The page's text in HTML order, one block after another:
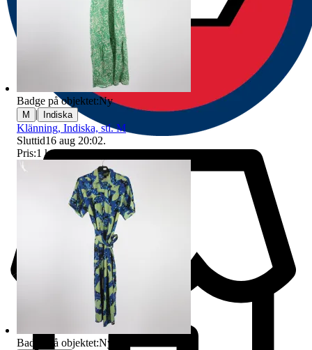
Badge på objektet:Ny
M | Indiska
Klänning, Indiska, stl. M
Sluttid16 aug 20:02.
Pris:1 kr,Utropspris.
Badge på objektet:Ny